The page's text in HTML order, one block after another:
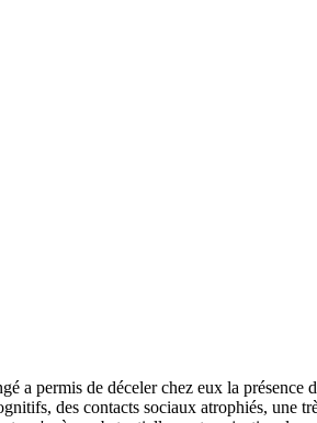
a permis de déceler chez eux la présence
des contacts sociaux atrophiés, une